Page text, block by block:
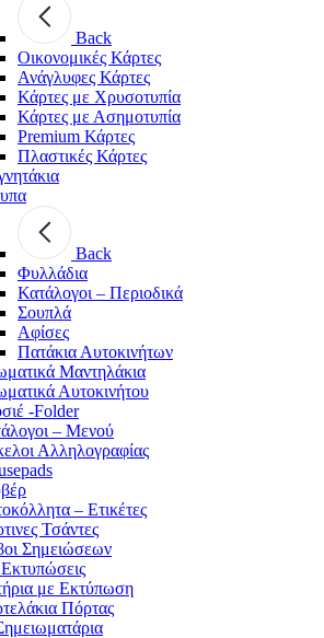
Back
Οικονομικές Κάρτες
Ανάγλυφες Κάρτες
Κάρτες με Χρυσοτυπία
Κάρτες με Ασημοτυπία
Premium Κάρτες
Πλαστικές Κάρτες
Back
Φυλλάδια
Κατάλογοι – Περιοδικά
Σουπλά
Αφίσες
Πατάκια Αυτοκινήτων
Μαντηλάκια
Αυτοκινήτου
-Folder
– Μενού
Αλληλογραφίας
– Ετικέτες
Τσάντες
Σημειώσεων
με Εκτύπωση
Πόρτας